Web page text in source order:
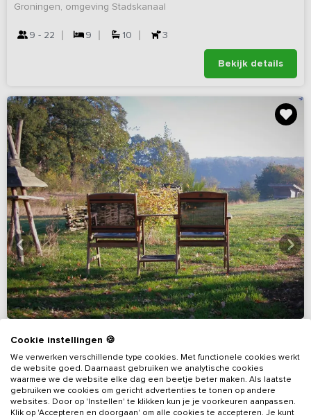
Groningen, omgeving Stadskanaal
9 - 22 9 10 3
Bekijk details
9,3(93 reviews)
Vakantiehuis met wellness en indoor
Cookie instellingen 🍪
We verwerken verschillende type cookies. Met functionele cookies werkt
de website goed. Daarnaast gebruiken we analytische cookies
waarmee we de website elke dag een beetje beter maken. Als laatste
gebruiken we cookies om gericht advertenties te tonen op andere
websites. Door op 'Instellen' te klikken kun je je voorkeuren aanpassen.
Klik op 'Accepteren en doorgaan' om alle cookies te accepteren. Je kunt